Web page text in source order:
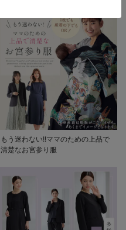
もう迷わない!!ママのための上品で
清楚なお宮参り服